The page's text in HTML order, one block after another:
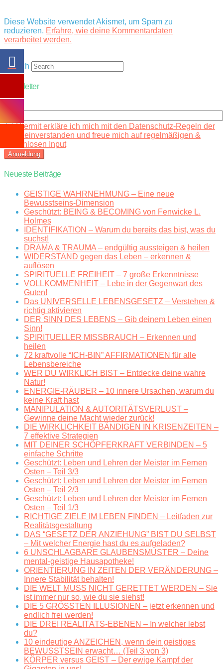
Diese Website verwendet Akismet, um Spam zu
reduzieren. Erfahre, wie deine Kommentardaten
verarbeitet werden.
Search
Newsletter
Email
Hiermit erkläre ich mich mit den Datenschutz-Regeln der
Seite einverstanden und freue mich auf regelmäßigen &
kostenlosen Input
Neueste Beiträge
GEISTIGE WAHRNEHMUNG – Eine neue
Bewusstseins-Dimension
Geschützt: BEING & BECOMING von Fenwicke L.
Holmes
IDENTIFIKATION – Warum du bereits das bist, was du
suchst!
DRAMA & TRAUMA – endgültig aussteigen & heilen
WIDERSTAND gegen das Leben – erkennen &
auflösen
SPIRITUELLE FREIHEIT – 7 große Erkenntnisse
VOLLKOMMENHEIT – Lebe in der Gegenwart des
Guten!
Das UNIVERSELLE LEBENSGESETZ – Verstehen &
richtig aktivieren
DER SINN DES LEBENS – Gib deinem Leben einen
Sinn!
SPIRITUELLER MISSBRAUCH – Erkennen und
heilen
72 kraftvolle “ICH-BIN” AFFIRMATIONEN für alle
Lebensbereiche
WER DU WIRKLICH BIST – Entdecke deine wahre
Natur!
ENERGIE-RÄUBER – 10 innere Ursachen, warum du
keine Kraft hast
MANIPULATION & AUTORITÄTSVERLUST –
Gewinne deine Macht wieder zurück!
DIE WIRKLICHKEIT BÄNDIGEN IN KRISENZEITEN –
7 effektive Strategien
MIT DEINER SCHÖPFERKRAFT VERBINDEN – 5
einfache Schritte
Geschützt: Leben und Lehren der Meister im Fernen
Osten – Teil 3/3
Geschützt: Leben und Lehren der Meister im Fernen
Osten – Teil 2/3
Geschützt: Leben und Lehren der Meister im Fernen
Osten – Teil 1/3
RICHTIGE ZIELE IM LEBEN FINDEN – Leitfaden zur
Realitätsgestaltung
DAS “GESETZ DER ANZIEHUNG” BIST DU SELBST
– Mit welcher Energie hast du es aufgeladen?
6 UNSCHLAGBARE GLAUBENSMUSTER – Deine
mental-geistige Hausapotheke!
ORIENTIERUNG IN ZEITEN DER VERÄNDERUNG –
Innere Stabilität behalten!
DIE WELT MUSS NICHT GERETTET WERDEN – Sie
ist immer nur so, wie du sie siehst!
DIE 5 GRÖSSTEN ILLUSIONEN – jetzt erkennen und
endlich frei werden!
DIE DREI REALITÄTS-EBENEN – In welcher lebst
du?
10 eindeutige ANZEICHEN, wenn dein geistiges
BEWUSSTSEIN erwacht… (Teil 3 von 3)
KÖRPER versus GEIST – Der ewige Kampf der